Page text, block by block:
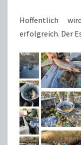
Hoffentlich
erfolgreich. Der